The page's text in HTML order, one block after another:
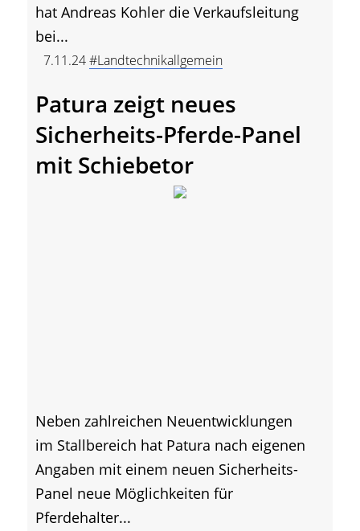
hat Andreas Kohler die Verkaufsleitung
bei...
7.11.24#Landtechnikallgemein
Patura zeigt neues
Sicherheits-Pferde-Panel
mit Schiebetor
Neben zahlreichen Neuentwicklungen
im Stallbereich hat Patura nach eigenen
Angaben mit einem neuen Sicherheits-
Panel neue Möglichkeiten für
Pferdehalter...